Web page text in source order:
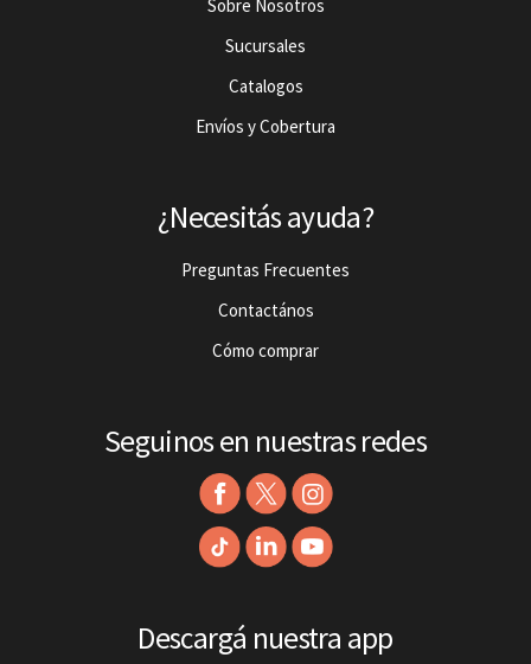
Sobre Nosotros
Sucursales
Catalogos
Envíos y Cobertura
¿Necesitás ayuda?
Preguntas Frecuentes
Contactános
Cómo comprar
Seguinos en nuestras redes
Descargá nuestra app